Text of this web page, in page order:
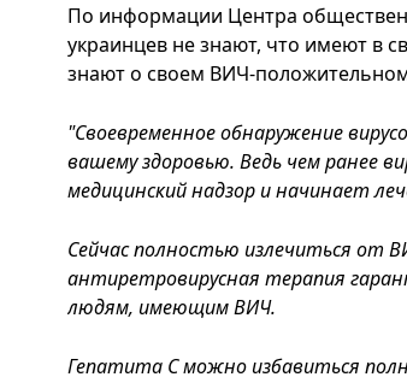
По информации Центра
украинцев не знают, что имеют в
знают о своем ВИЧ-положительном
"Своевременное обнаружение
вашему здоровью. Ведь чем ранее
медицинский надзор и начинает
Сейчас полностью излечиться от
антиретровирусная терапия
людям, имеющим ВИЧ.
Гепатита С можно избавиться